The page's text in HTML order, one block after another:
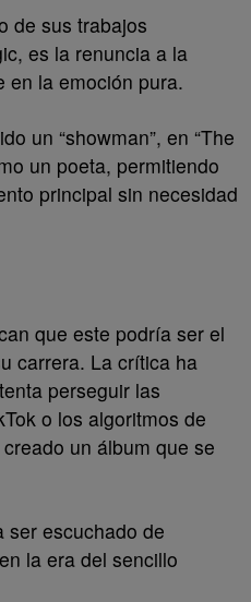
de sus trabajos
es la renuncia a la
en la emoción pura.
un “showman”, en “The
un poeta, permitiendo
principal sin necesidad
que este podría ser el
carrera. La crítica ha
perseguir las
o los algoritmos de
un álbum que se
ser escuchado de
la era del sencillo